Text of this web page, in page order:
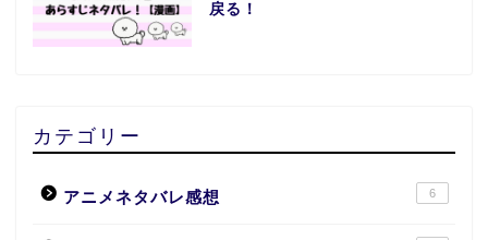
戻る！
カテゴリー
アニメネタバレ感想 6